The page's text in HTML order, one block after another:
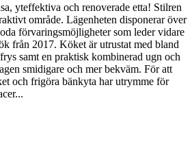
yteffektiva och renoverade etta! Stilren
område. Lägenheten disponerar över
förvaringsmöjligheter som leder vidare
från 2017. Köket är utrustat med bland
samt en praktisk kombinerad ugn och
smidigare och mer bekväm. För att
och frigöra bänkyta har utrymme för